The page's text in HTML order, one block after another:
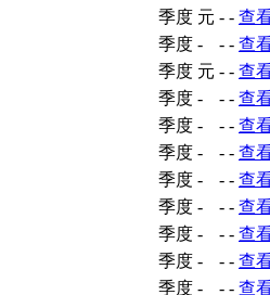
季度 元 - - 查
季度 - - - 查
季度 元 - - 查
季度 - - - 查
季度 - - - 查
季度 - - - 查
季度 - - - 查
季度 - - - 查
季度 - - - 查
季度 - - - 查
季度 - - - 查